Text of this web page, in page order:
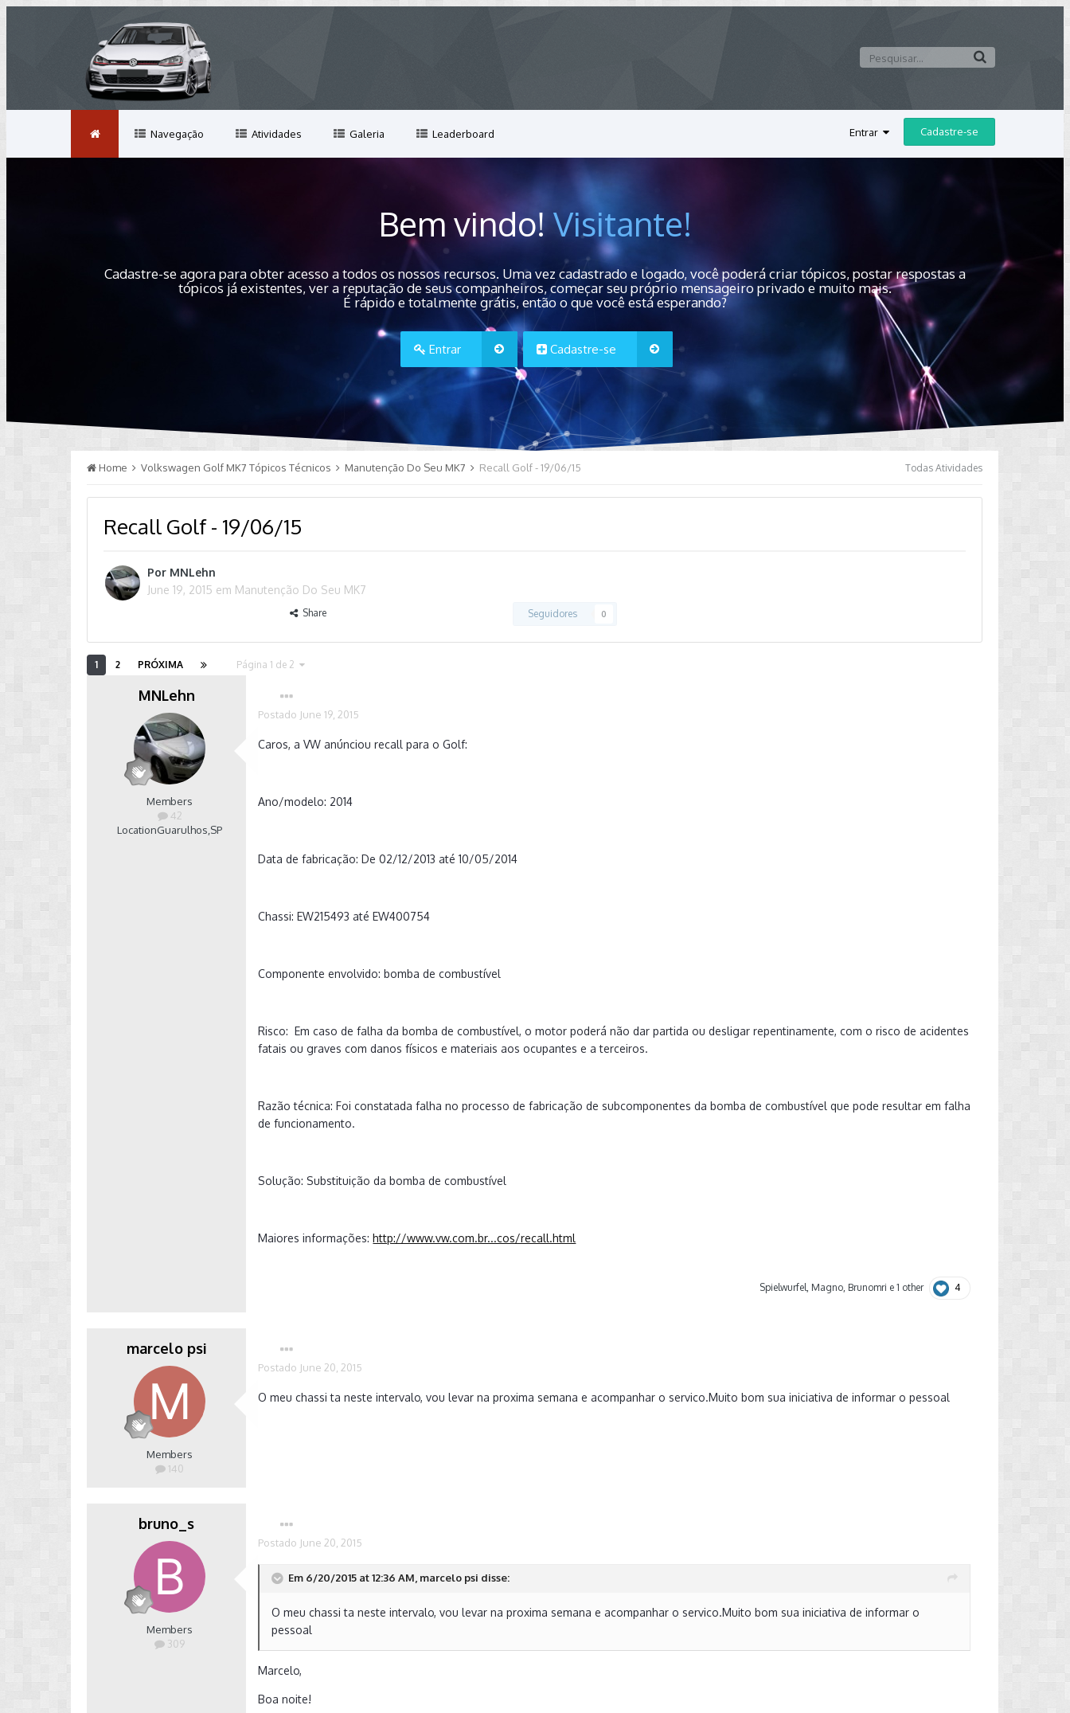
Entrar Cadastre-se
Navegação Atividades Galeria Leaderboard
Bem vindo!Visitante!
Cadastre-se agora para obter acesso a todos os nossos recursos. Uma vez cadastrado e logado, você poderá criar tópicos, postar respostas a
tópicos já existentes, ver a reputação de seus companheiros, começar seu próprio mensageiro privado e muito mais.
É rápido e totalmente grátis, então o que você está esperando?
Entrar Cadastre-se
Todas Atividades
Home Volkswagen Golf MK7 Tópicos Técnicos Manutenção Do Seu MK7 Recall Golf - 19/06/15
Recall Golf - 19/06/15
Por MNLehn
June 19, 2015 em Manutenção Do Seu MK7
Share Seguidores 0
1 2 PRÓXIMA Página 1 de 2
MNLehn
Members
42
LocationGuarulhos,SP
Postado June 19, 2015
Caros, a VW anúnciou recall para o Golf:
Ano/modelo: 2014
Data de fabricação: De 02/12/2013 até 10/05/2014
Chassi: EW215493 até EW400754
Componente envolvido: bomba de combustível
Risco: Em caso de falha da bomba de combustível, o motor poderá não dar partida ou desligar repentinamente, com o risco de acidentes
fatais ou graves com danos físicos e materiais aos ocupantes e a terceiros.
Razão técnica: Foi constatada falha no processo de fabricação de subcomponentes da bomba de combustível que pode resultar em falha
de funcionamento.
Solução: Substituição da bomba de combustível
Maiores informações:http://www.vw.com.br...cos/recall.html
Spielwurfel, Magno, Brunomri e1 other 4
marcelo psi
Members
140
Postado June 20, 2015
O meu chassi ta neste intervalo, vou levar na proxima semana e acompanhar o servico.Muito bom sua iniciativa de informar o pessoal
bruno_s
Members
309
Postado June 20, 2015
Em 6/20/2015 at 12:36 AM, marcelo psi disse:
O meu chassi ta neste intervalo, vou levar na proxima semana e acompanhar o servico.Muito bom sua iniciativa de informar o
pessoal
Marcelo,
Boa noite!